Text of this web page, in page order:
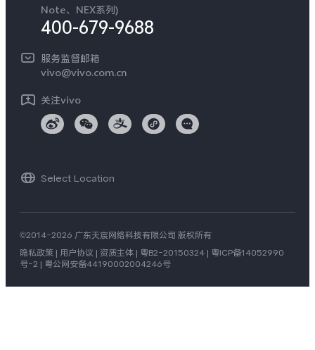
Log还原LUTs下载
vivo 办公套件
vivo 蔡司影像
开发者社区
Note、NEX系列)
400-679-9688
服务监督邮箱
vivo@vivo.com.cn
关注vivo
Select Location
©2014-2026 广东天宸网络科技有限公司 版权所有
隐私政策 | 用户协议 | 资质主体 | 粤B2-20150324 | 粤ICP备14052990
号-2 | 粤公网安备44190002004246号